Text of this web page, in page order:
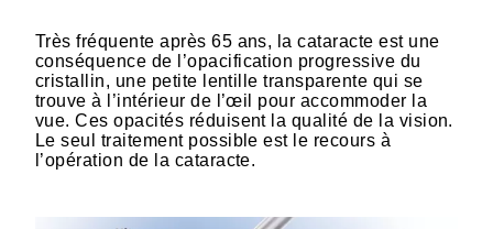
Très fréquente après 65 ans, la cataracte est une
conséquence de l’opacification progressive du
cristallin, une petite lentille transparente qui se
trouve à l’intérieur de l’œil pour accommoder la
vue. Ces opacités réduisent la qualité de la vision.
Le seul traitement possible est le recours à
l’opération de la cataracte.